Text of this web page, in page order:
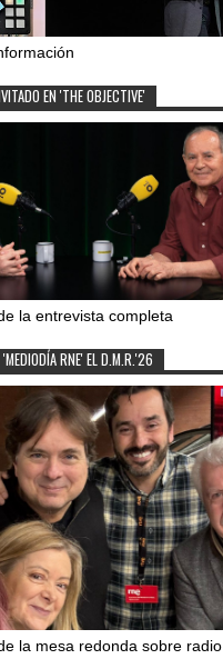
EN 'THE OBJECTIVE'
la entrevista completa
RNE' EL D.M.R.'26
la mesa redonda sobre radio